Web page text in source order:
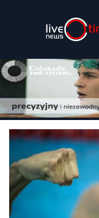
Polska
Świat
Wywiady